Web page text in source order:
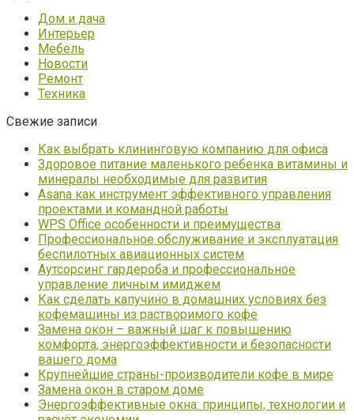
Дом и дача
Интерьер
Мебель
Новости
Ремонт
Техника
Свежие записи
Как выбрать клининговую компанию для офиса
Здоровое питание маленького ребенка витамины и
минералы необходимые для развития
Asana как инструмент эффективного управления
проектами и командной работы
WPS Office особенности и преимущества
Профессиональное обслуживание и эксплуатация
беспилотных авиационных систем
Аутсорсинг гардероба и профессиональное
управление личным имиджем
Как сделать капучино в домашних условиях без
кофемашины из растворимого кофе
Замена окон – важный шаг к повышению
комфорта, энергоэффективности и безопасности
вашего дома
Крупнейшие страны-производители кофе в мире
Замена окон в старом доме
Энергоэффективные окна: принципы, технологии и